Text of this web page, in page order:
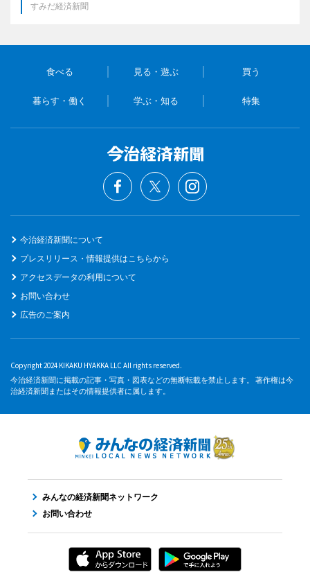
すみだ経済新聞
食べる 見る・遊ぶ 買う
暮らす・働く 学ぶ・知る 特集
今治経済新聞について
プレスリリース・情報提供はこちらから
アクセスデータの利用について
お問い合わせ
広告のご案内
Copyright 2024 KIKAKU HYAKKA LLC All rights reserved.
今治経済新聞に掲載の記事・写真・図表などの無断転載を禁止します。 著作権は今
治経済新聞またはその情報提供者に属します。
みんなの経済新聞ネットワーク
お問い合わせ